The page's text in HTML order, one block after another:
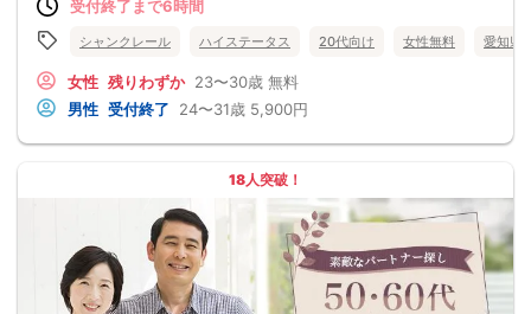
受付終了まで6時間
シャンクレール ハイステータス 20代向け 女性無料 愛知県
女性 残りわずか 23〜30歳 無料
男性 受付終了 24〜31歳 5,900円
18人突破！